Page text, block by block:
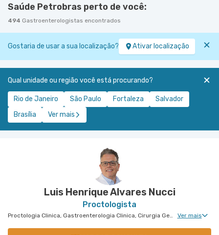
Saúde Petrobras perto de você:
494 Gastroenterologistas encontrados
Gostaria de usar a sua localização? Ativar localização
Qual unidade ou região você está procurando?
Rio de Janeiro São Paulo Fortaleza
Salvador
Brasília
Ver mais
Luis Henrique Alvares Nucci
Proctologista
Proctologia Clinica, Gastroenterologia Clinica, Cirurgia Geral, Cirurgia do Aparelho Digestivo, Cirurgia Oncológica, Cirurgia Oncológica do Aparelho Digestivo Ver mais